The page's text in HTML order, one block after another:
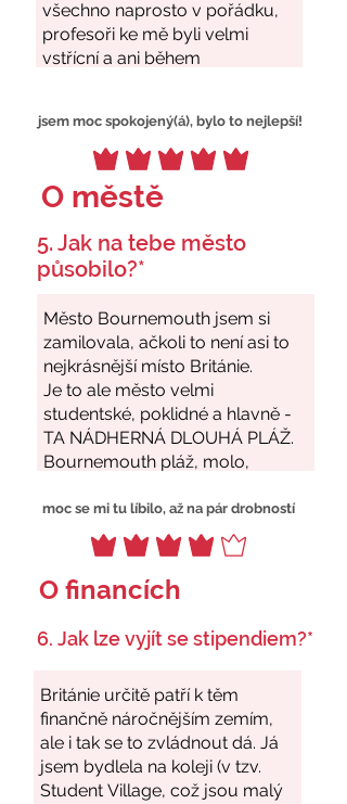
jsem moc spokojený(á), bylo to nejlepší!
O městě
5. Jak na tebe město
působilo?*
moc se mi tu líbilo, až na pár drobností
O financích
6. Jak lze vyjít se stipendiem?*